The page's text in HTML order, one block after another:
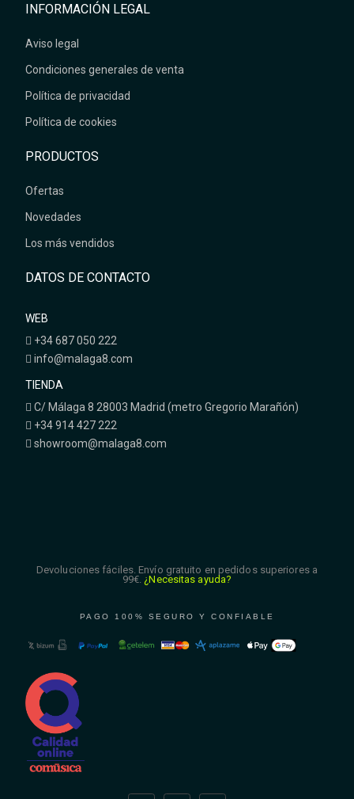
INFORMACIÓN LEGAL
Aviso legal
Condiciones generales de venta
Política de privacidad
Política de cookies
PRODUCTOS
Ofertas
Novedades
Los más vendidos
DATOS DE CONTACTO
WEB
+34 687 050 222
info@malaga8.com
TIENDA
C/ Málaga 8 28003 Madrid (metro Gregorio Marañón)
+34 914 427 222
showroom@malaga8.com
Devoluciones fáciles. Envío gratuito en pedidos superiores a
99€. ¿Necesitas ayuda?
PAGO 100% SEGURO Y CONFIABLE